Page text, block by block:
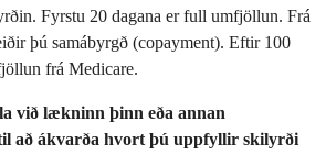
Fyrstu 20 dagana er full umfjöllun. Frá
þú samábyrgð (copayment). Eftir 100
frá Medicare.
við lækninn þinn eða annan
að ákvarða hvort þú uppfyllir skilyrði